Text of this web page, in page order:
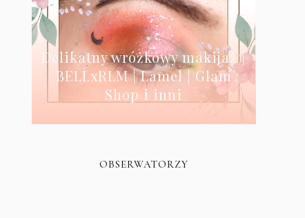
Delikatny wróżkowy makijaż |
BELLxRLM | Lamel | Glam
Shop i inni
OBSERWATORZY